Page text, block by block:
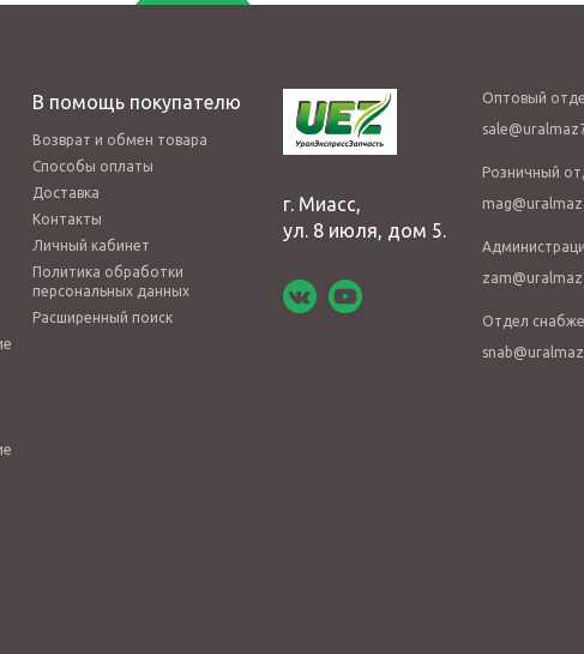
В помощь покупателю
Возврат и обмен товара
Способы оплаты
Доставка
Контакты
Личный кабинет
Политика обработки
персональных данных
Расширенный поиск
г. Миасс,
ул. 8 июля, дом 5.
Оптовый
Розничный
Отдел